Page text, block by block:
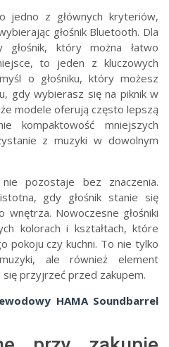
jedno z głównych kryteriów,
głośnik Bluetooth. Dla
który można łatwo
to jeden z kluczowych
o głośniku, który możesz
gdy wybierasz się na piknik w
modele oferują często lepszą
kompaktowość mniejszych
z muzyki w dowolnym
pozostaje bez znaczenia.
gdy głośnik stanie się
Nowoczesne głośniki
kolorach i kształtach, które
pokoju czy kuchni. To nie tylko
ale również element
przyjrzeć przed zakupem.
HAMA Soundbarrel